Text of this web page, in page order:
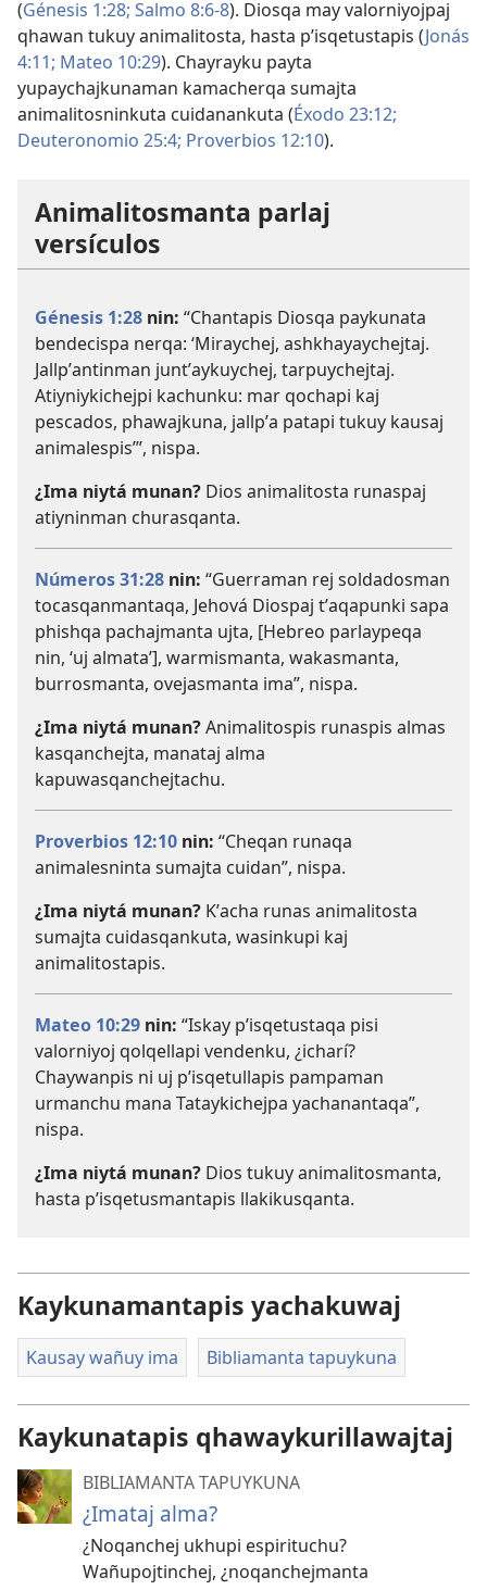
(Génesis 1:28; Salmo 8:6-8). Diosqa may valorniyojpaj
qhawan tukuy animalitosta, hasta pʼisqetustapis (Jonás
4:11; Mateo 10:29). Chayrayku payta
yupaychajkunaman kamacherqa sumajta
animalitosninkuta cuidanankuta (Éxodo 23:12;
Deuteronomio 25:4; Proverbios 12:10).
Animalitosmanta parlaj
versículos
Génesis 1:28 nin: “Chantapis Diosqa paykunata
bendecispa nerqa: ‘Miraychej, ashkhayaychejtaj.
Jallpʼantinman juntʼaykuychej, tarpuychejtaj.
Atiyniykichejpi kachunku: mar qochapi kaj
pescados, phawajkuna, jallpʼa patapi tukuy kausaj
animalespis’”, nispa.
¿Ima niytá munan? Dios animalitosta runaspaj
atiyninman churasqanta.
Números 31:28 nin: “Guerraman rej soldadosman
tocasqanmantaqa, Jehová Diospaj tʼaqapunki sapa
phishqa pachajmanta ujta, [Hebreo parlaypeqa
nin, ‘uj almata’], warmismanta, wakasmanta,
burrosmanta, ovejasmanta ima”, nispa.
¿Ima niytá munan?Animalitospis runaspis almas
kasqanchejta, manataj alma
kapuwasqanchejtachu.
Proverbios 12:10 nin: “Cheqan runaqa
animalesninta sumajta cuidan”, nispa.
¿Ima niytá munan? Kʼacha runas animalitosta
sumajta cuidasqankuta, wasinkupi kaj
animalitostapis.
Mateo 10:29 nin: “Iskay pʼisqetustaqa pisi
valorniyoj qolqellapi vendenku, ¿icharí?
Chaywanpis ni uj pʼisqetullapis pampaman
urmanchu mana Tataykichejpa yachanantaqa”,
nispa.
¿Ima niytá munan? Dios tukuy animalitosmanta,
hasta pʼisqetusmantapis llakikusqanta.
Kaykunamantapis yachakuwaj
Kausay wañuy ima Bibliamanta tapuykuna
Kaykunatapis qhawaykurillawajtaj
BIBLIAMANTA TAPUYKUNA
¿Imataj alma?
¿Noqanchej ukhupi espirituchu?
Wañupojtinchej, ¿noqanchejmanta